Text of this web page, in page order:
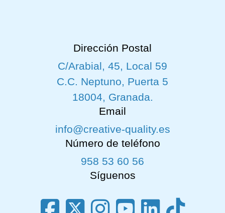
Dirección Postal
C/Arabial, 45, Local 59
C.C. Neptuno, Puerta 5
18004, Granada.
Email
info@creative-quality.es
Número de teléfono
958 53 60 56
Síguenos